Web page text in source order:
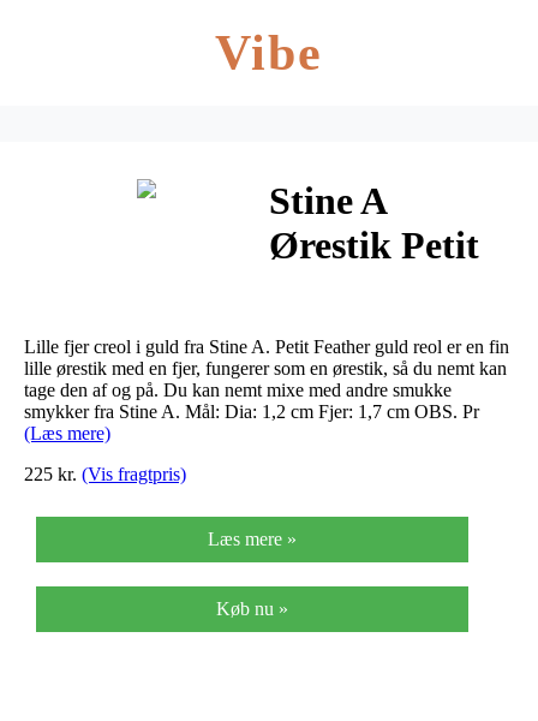
Vibe
Stine A
Ørestik Petit
Feather Guld
Lille fjer creol i guld fra Stine A. Petit Feather guld reol er en fin
lille ørestik med en fjer, fungerer som en ørestik, så du nemt kan
tage den af og på. Du kan nemt mixe med andre smukke
smykker fra Stine A. Mål: Dia: 1,2 cm Fjer: 1,7 cm OBS. Pr
(Læs mere)
225 kr. (Vis fragtpris)
Læs mere »
Køb nu »